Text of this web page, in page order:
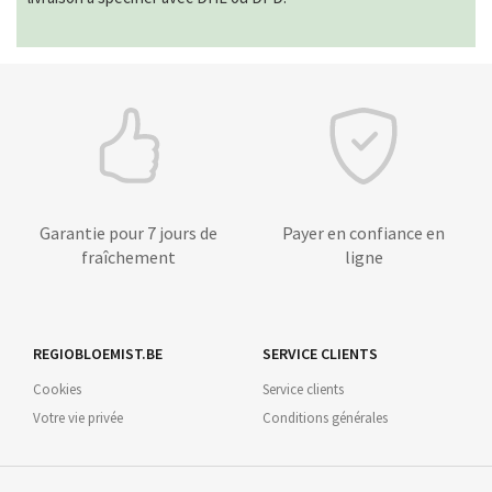
Garantie pour 7 jours de
fraîchement
Payer en confiance en
ligne
REGIOBLOEMIST.BE
Cookies
Votre vie privée
SERVICE CLIENTS
Service clients
Conditions générales